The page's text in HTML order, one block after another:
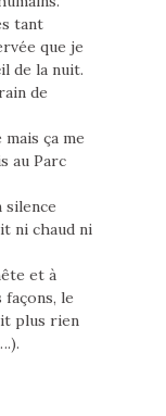
tant
que je
de la nuit.
de
mais ça me
au Parc
silence
ni chaud ni
et à
le
plus rien